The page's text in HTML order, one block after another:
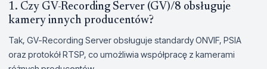
1. Czy GV-Recording Server (GV)/8 obsługuje
kamery innych producentów?
Tak, GV-Recording Server obsługuje standardy ONVIF, PSIA
oraz protokół RTSP, co umożliwia współpracę z kamerami